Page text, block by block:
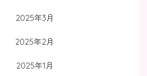
2025年3月
2025年2月
2025年1月